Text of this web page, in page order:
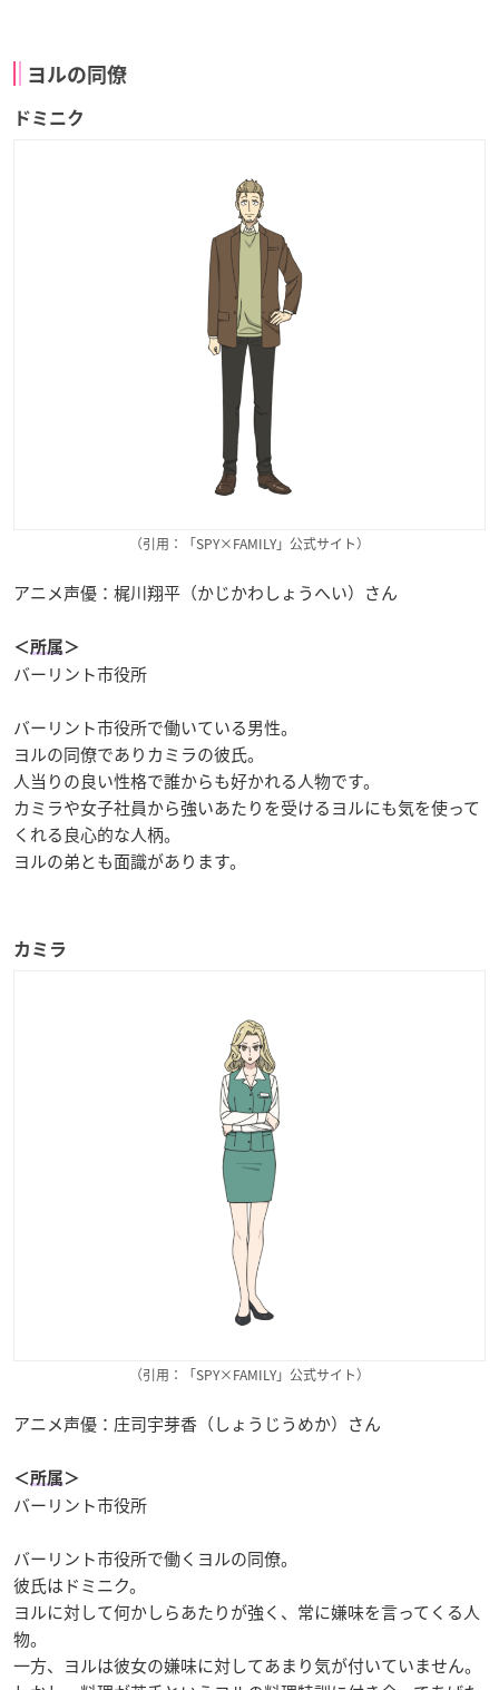
ヨルの同僚
ドミニク
（引用：「SPY×FAMILY」公式サイト）
アニメ声優：梶川翔平（かじかわしょうへい）さん
＜所属＞
バーリント市役所
バーリント市役所で働いている男性。
ヨルの同僚でありカミラの彼氏。
人当りの良い性格で誰からも好かれる人物です。
カミラや女子社員から強いあたりを受けるヨルにも気を使って
くれる良心的な人柄。
ヨルの弟とも面識があります。
カミラ
（引用：「SPY×FAMILY」公式サイト）
アニメ声優：庄司宇芽香（しょうじうめか）さん
＜所属＞
バーリント市役所
バーリント市役所で働くヨルの同僚。
彼氏はドミニク。
ヨルに対して何かしらあたりが強く、常に嫌味を言ってくる人
物。
一方、ヨルは彼女の嫌味に対してあまり気が付いていません。